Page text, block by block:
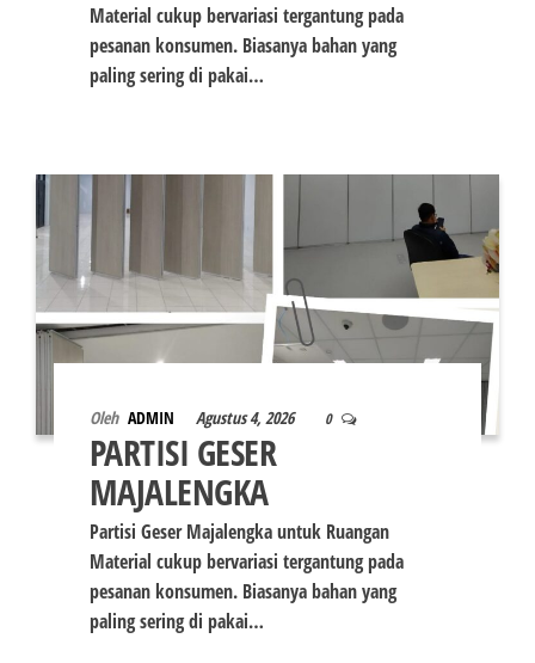
Material cukup bervariasi tergantung pada
pesanan konsumen. Biasanya bahan yang
paling sering di pakai…
Oleh ADMIN Agustus 4, 2026 0
PARTISI GESER
MAJALENGKA
Partisi Geser Majalengka untuk Ruangan
Material cukup bervariasi tergantung pada
pesanan konsumen. Biasanya bahan yang
paling sering di pakai…